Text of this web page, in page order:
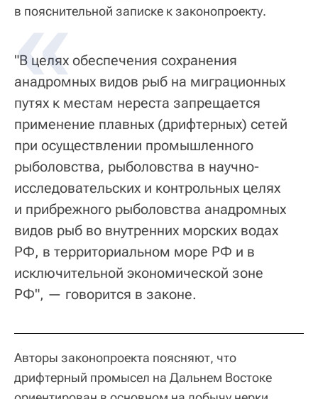
в пояснительной записке к законопроекту.
"В целях обеспечения сохранения
анадромных видов рыб на миграционных
путях к местам нереста запрещается
применение плавных (дрифтерных) сетей
при осуществлении промышленного
рыболовства, рыболовства в научно-
исследовательских и контрольных целях
и прибрежного рыболовства анадромных
видов рыб во внутренних морских водах
РФ, в территориальном море РФ и в
исключительной экономической зоне
РФ", — говорится в законе.
Авторы законопроекта поясняют, что
дрифтерный промысел на Дальнем Востоке